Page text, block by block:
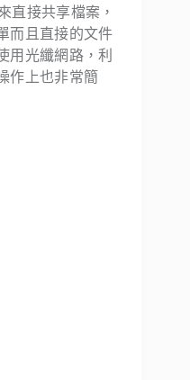
直接共享檔案，
而且直接的文件
用光纖網路，利
作上也非常簡